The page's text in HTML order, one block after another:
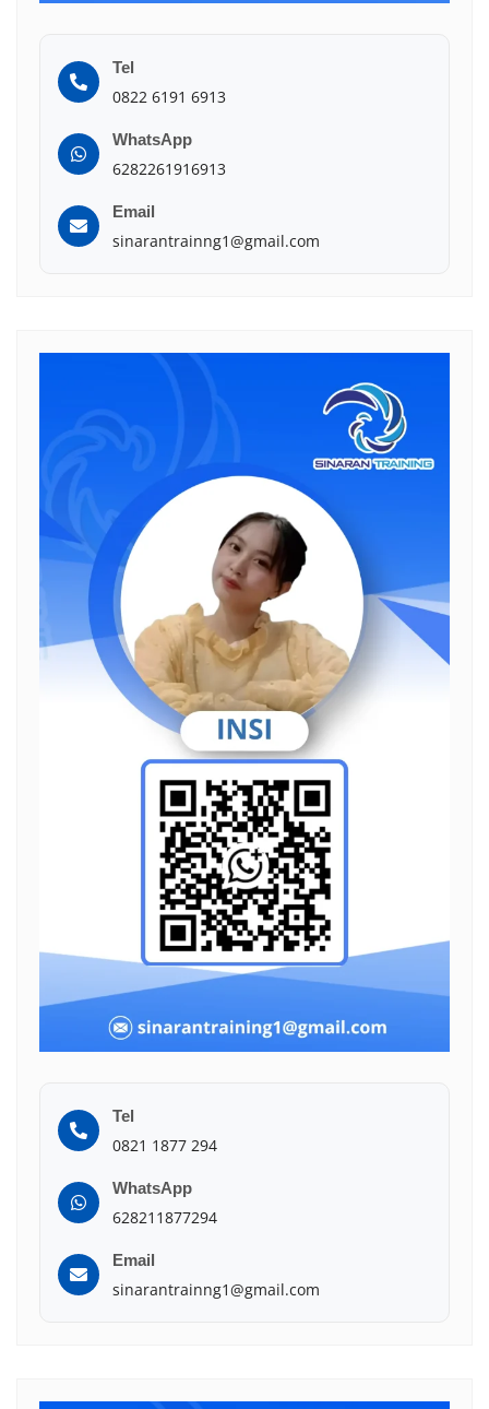
Tel
0822 6191 6913
WhatsApp
6282261916913
Email
sinarantrainng1@gmail.com
Tel
0821 1877 294
WhatsApp
628211877294
Email
sinarantrainng1@gmail.com